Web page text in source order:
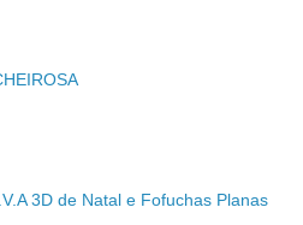
3D de Natal e Fofuchas Planas